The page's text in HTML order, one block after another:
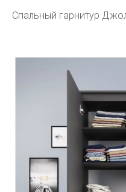
Спальный гарнитур